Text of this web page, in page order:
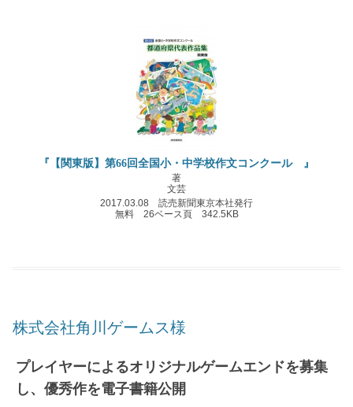
『【関東版】第66回全国小・中学校作文コンクール 』
著
文芸
2017.03.08 読売新聞東京本社発行
無料 26ベース頁 342.5KB
株式会社角川ゲームス様
プレイヤーによるオリジナルゲームエンドを募集
し、優秀作を電子書籍公開